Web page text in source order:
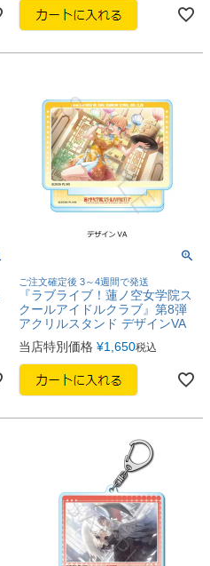
ご注文確定後 3～4週間で発送
『ラブライブ！蓮ノ空女学院ス
クールアイドルクラブ』第8弾
アクリルスタンド デザインVA
当店特別価格 ¥1,650税込